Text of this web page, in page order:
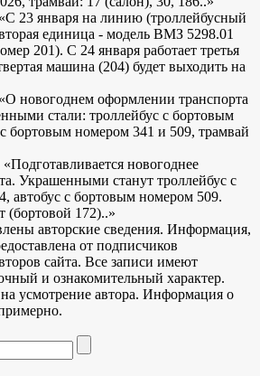
«С 23 января на линию (троллейбусный
единица - модель ВМЗ 5298.01
201). С 24 января работает третья
машина (204) будет выходить на
«О новогоднем оформлении транспорта
стали: троллейбус с бортовым
бортовым номером 341 и 509, трамвай
«Подготавливается новогоднее
Украшенными станут троллейбус с
автобус с бортовым номером 509.
(бортовой 172)..»
авторские сведения. Информация,
от подписчиков
сайта. Все записи имеют
и ознакомительный характер.
усмотрение автора. Информация о